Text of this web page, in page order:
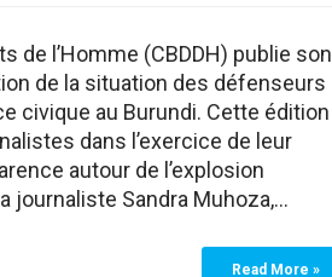
de l’Homme (CBDDH) publie son
de la situation des défenseurs
civique au Burundi. Cette édition
dans l’exercice de leur
autour de l’explosion
journaliste Sandra Muhoza,…
Read More »